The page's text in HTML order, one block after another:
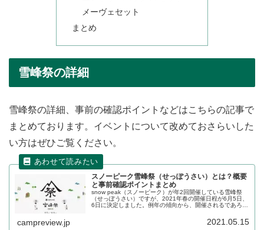
メーヴェセット
まとめ
雪峰祭の詳細
雪峰祭の詳細、事前の確認ポイントなどはこちらの記事で
まとめております。イベントについて改めておさらいした
い方はぜひご覧ください。
スノーピーク雪峰祭（せっぽうさい）とは？概要
と事前確認ポイントまとめ
snow peak（スノーピーク）が年2回開催している雪峰祭
（せっぽうさい）ですが、2021年春の開催日程が6月5日、
6日に決定しました。例年の傾向から、開催されるであろう
campreview.jp 2021.05.15